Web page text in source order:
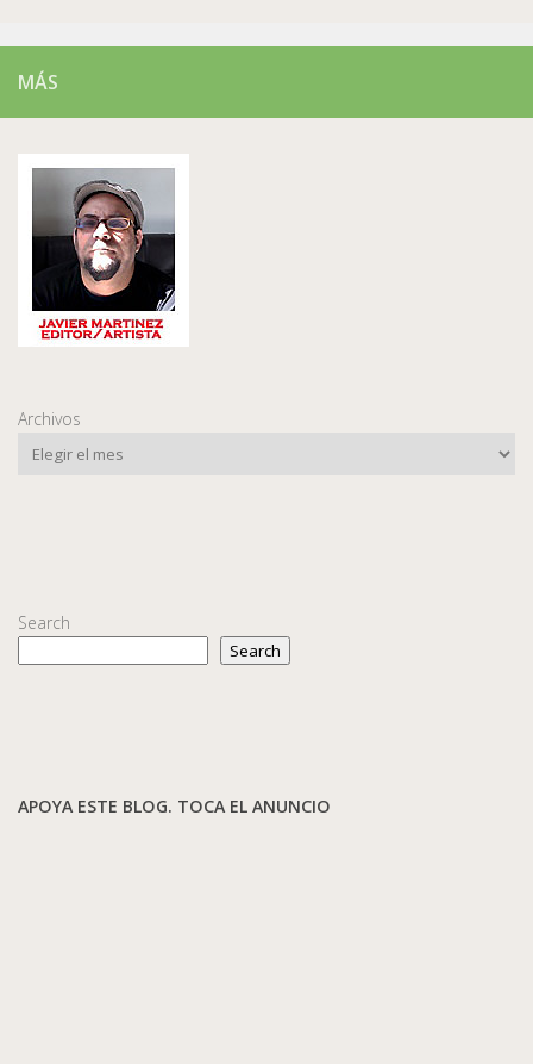
MÁS
Archivos
Search
Search
APOYA ESTE BLOG. TOCA EL ANUNCIO